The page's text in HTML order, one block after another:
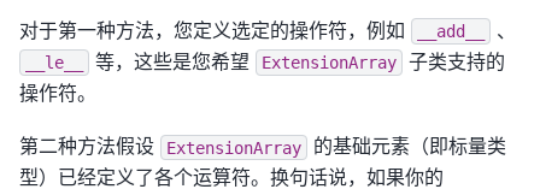
对于第一种方法，您定义选定的操作符，例如 __add__ 、
__le__ 等，这些是您希望 ExtensionArray
子类支持的
操作符。
第二种方法假设 ExtensionArray
的基础元素（即标量类
型）已经定义了各个运算符。换句话说，如果你的